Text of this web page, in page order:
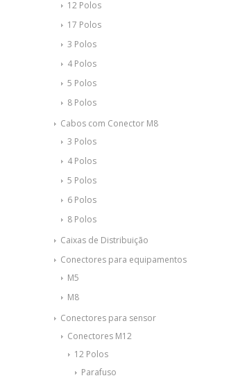
12 Polos
17 Polos
3 Polos
4 Polos
5 Polos
8 Polos
Cabos com Conector M8
3 Polos
4 Polos
5 Polos
6 Polos
8 Polos
Caixas de Distribuição
Conectores para equipamentos
M5
M8
Conectores para sensor
Conectores M12
12 Polos
Parafuso